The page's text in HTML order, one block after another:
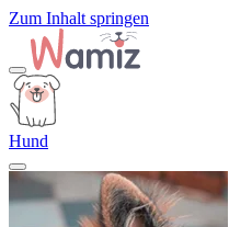
Zum Inhalt springen
Hund